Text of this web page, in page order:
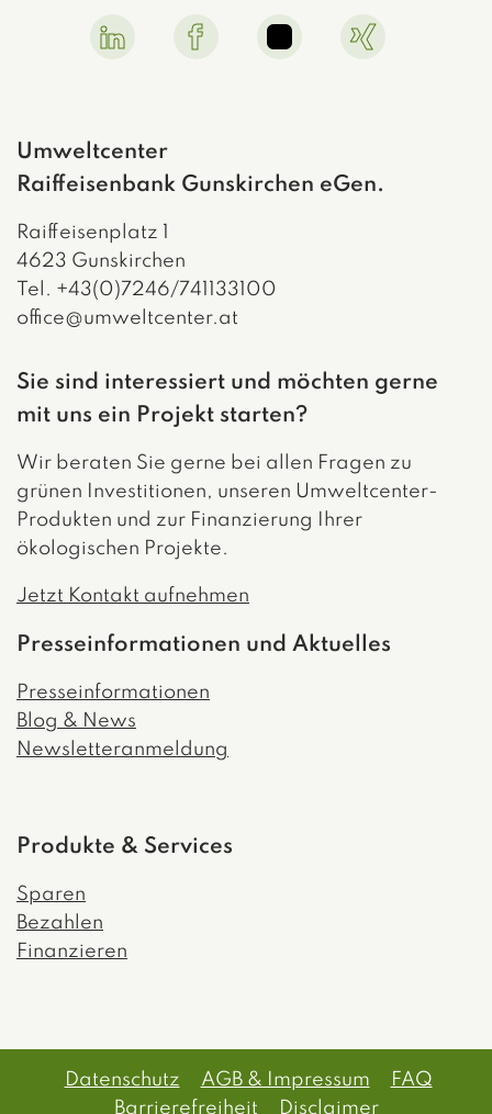
Umweltcenter
Raiffeisenbank Gunskirchen eGen.
Raiffeisenplatz 1
4623 Gunskirchen
Tel. +43(0)7246/741133100
office@umweltcenter.at
Sie sind interessiert und möchten gerne
mit uns ein Projekt starten?
Wir beraten Sie gerne bei allen Fragen zu
grünen Investitionen, unseren Umweltcenter-
Produkten und zur Finanzierung Ihrer
ökologischen Projekte.
Jetzt Kontakt aufnehmen
Presseinformationen und Aktuelles
Presseinformationen
Blog & News
Newsletteranmeldung
Produkte & Services
Sparen
Bezahlen
Finanzieren
Datenschutz AGB & Impressum
FAQ
Barrierefreiheit
Disclaimer